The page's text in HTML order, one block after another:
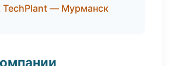
TechPlant — Мурманск